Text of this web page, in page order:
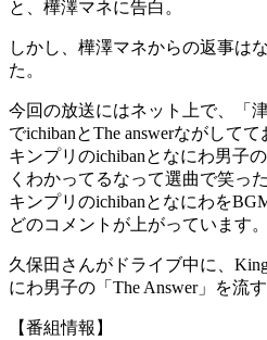
と、樺澤マネに告白。
しかし、樺澤マネからの返事は
た。
今回の放送にはネット上で、「
でichibanとThe answerながして
キンプリのichibanとなにわ男子
くわかってるなって選曲で笑っ
キンプリのichibanとなにわを
どのコメントが上がっています。
久保田さんがドライブ中に、
にわ男子の「The Answer」を流
【番組情報】